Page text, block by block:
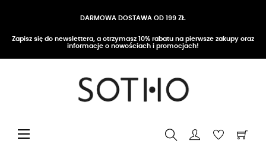
DARMOWA DOSTAWA OD 199 ZŁ
Zapisz się do newslettera, a otrzymasz 10% rabatu na pierwsze zakupy oraz
informacje o nowościach i promocjach!
Przełącz nawigację
☰